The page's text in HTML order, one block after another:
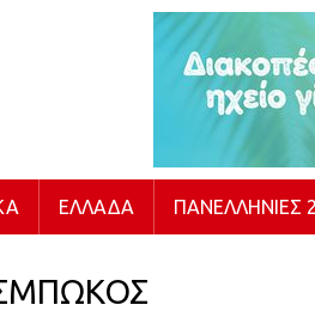
ΕΛΛΆΔΑ ΠΑΝΕΛΛΉΝΙΕΣ